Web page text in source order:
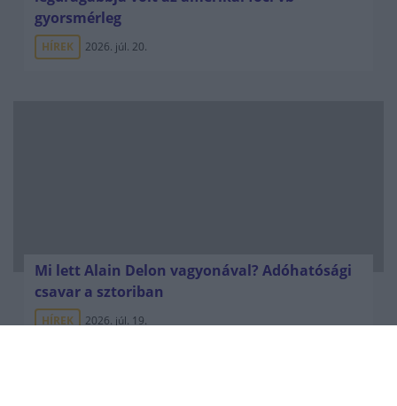
gyorsmérleg
HÍREK 2026. júl. 20.
Mi lett Alain Delon vagyonával? Adóhatósági
csavar a sztoriban
HÍREK 2026. júl. 19.